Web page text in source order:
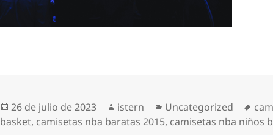
Publicado
el
26 de julio de 2023 Autor
istern Categorías
Uncategorized
basket, camisetas nba baratas 2015, camisetas nba niños